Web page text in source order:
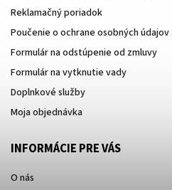
Reklamačný poriadok
Poučenie o ochrane osobných
Formulár na odstúpenie od zmluvy
Formulár na vytknutie vady
Doplnkové služby
Moja objednávka
INFORMÁCIE PRE VÁS
O nás